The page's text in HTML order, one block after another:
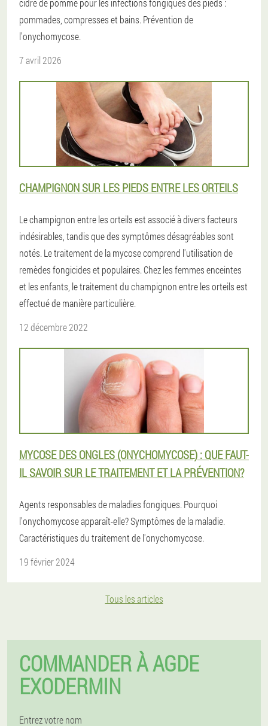
cidre de pomme pour les infections fongiques des pieds :
pommades, compresses et bains. Prévention de
l'onychomycose.
7 avril 2026
CHAMPIGNON SUR LES PIEDS ENTRE LES ORTEILS
Le champignon entre les orteils est associé à divers facteurs
indésirables, tandis que des symptômes désagréables sont
notés. Le traitement de la mycose comprend l'utilisation de
remèdes fongicides et populaires. Chez les femmes enceintes
et les enfants, le traitement du champignon entre les orteils est
effectué de manière particulière.
12 décembre 2022
MYCOSE DES ONGLES (ONYCHOMYCOSE) : QUE FAUT-
IL SAVOIR SUR LE TRAITEMENT ET LA PRÉVENTION?
Agents responsables de maladies fongiques. Pourquoi
l'onychomycose apparaît-elle? Symptômes de la maladie.
Caractéristiques du traitement de l'onychomycose.
19 février 2024
Tous les articles
COMMANDER À AGDE
EXODERMIN
Entrez votre nom